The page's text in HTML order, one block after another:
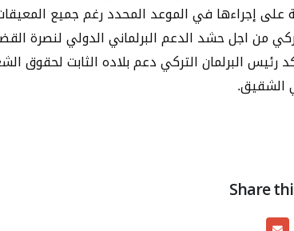
على إجراءها في الموعد المحدد رغم جميع
من اجل حشد الدعم البرلماني الدولي لنصرة
رئيس البرلمان التركي دعم بلاده الثابت
الشقيق.
Share